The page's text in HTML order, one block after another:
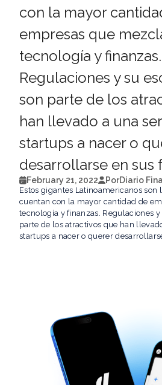
con la mayor
empresas que
tecnología y finanzas.
Regulaciones y su
son parte de los
han llevado a una
startups a nacer o
desarrollarse en sus
February 21, 2022 PorDiario
Estos gigantes Latinoamericanos son
cuentan con la mayor cantidad de
tecnología y finanzas. Regulaciones
parte de los atractivos que han
startups a nacer o querer